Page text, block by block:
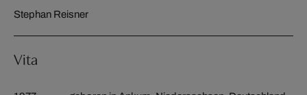
Stephan Reisner
Vita